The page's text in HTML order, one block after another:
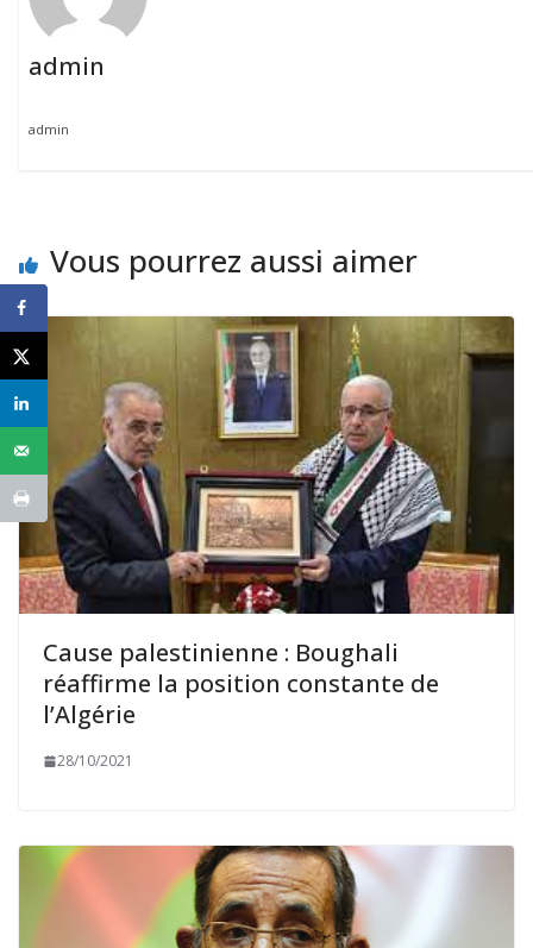
admin
admin
Vous pourrez aussi aimer
Cause palestinienne : Boughali
réaffirme la position constante de
l’Algérie
28/10/2021